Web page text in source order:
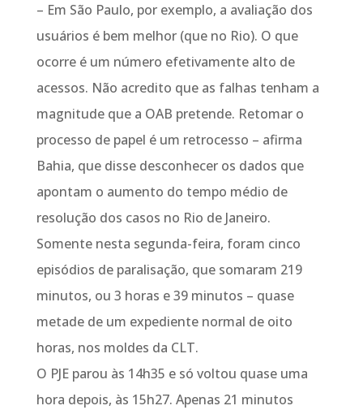
– Em São Paulo, por exemplo, a avaliação dos
usuários é bem melhor (que no Rio). O que
ocorre é um número efetivamente alto de
acessos. Não acredito que as falhas tenham a
magnitude que a OAB pretende. Retomar o
processo de papel é um retrocesso – afirma
Bahia, que disse desconhecer os dados que
apontam o aumento do tempo médio de
resolução dos casos no Rio de Janeiro.
Somente nesta segunda-feira, foram cinco
episódios de paralisação, que somaram 219
minutos, ou 3 horas e 39 minutos – quase
metade de um expediente normal de oito
horas, nos moldes da CLT.
O PJE parou às 14h35 e só voltou quase uma
hora depois, às 15h27. Apenas 21 minutos